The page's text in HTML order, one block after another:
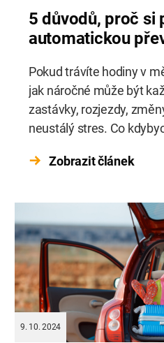
5 důvodů, proč si
automatickou
Pokud trávíte hodiny v
jak náročné může být
zastávky, rozjezdy,
neustálý stres. Co
nejen čas, ale i energii?
změnit vaše každodenní
Zobrazit článek
9. 10. 2024